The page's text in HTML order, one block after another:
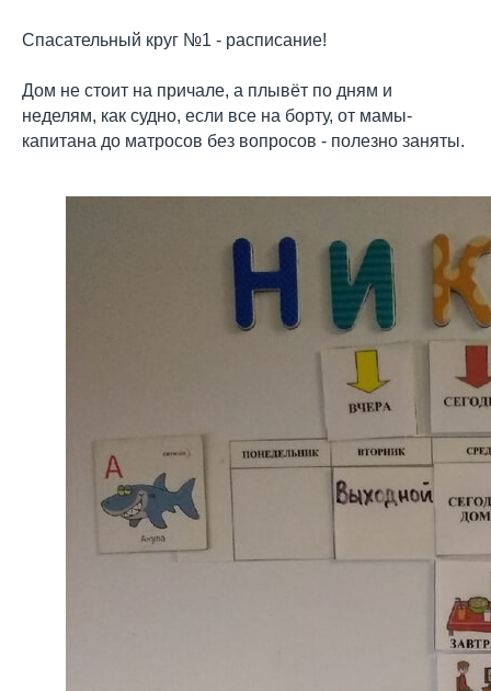
Спасательный круг №1 - расписание!
Дом не стоит на причале, а плывёт по дням и
неделям, как судно, если все на борту, от мамы-
капитана до матросов без вопросов - полезно заняты.